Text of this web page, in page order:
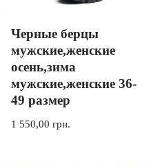
Черные берцы
мужские,женские
осень,зима
мужские,женские 36-
49 размер
1 550,00грн.